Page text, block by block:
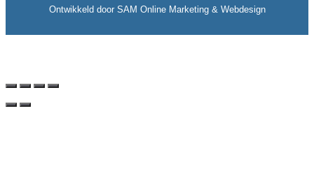
Ontwikkeld door SAM Online Marketing& Webdesign